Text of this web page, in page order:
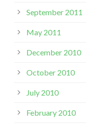
September 2011
May 2011
December 2010
October 2010
July 2010
February 2010